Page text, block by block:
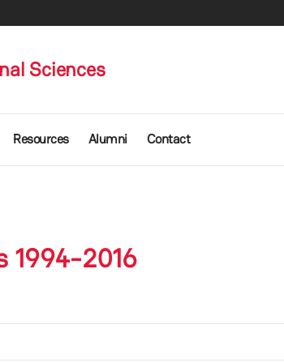
Sciences
Resources Alumni Contact
1994-2016